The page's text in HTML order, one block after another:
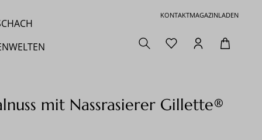
KONTAKTMAGAZINLADEN
mit Nassrasierer Gillette®